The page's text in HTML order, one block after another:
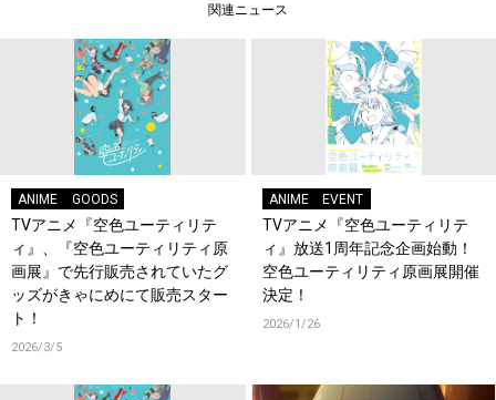
関連ニュース
ANIME GOODS
TVアニメ『空色ユーティリテ
ィ』、『空色ユーティリティ原
画展』で先行販売されていたグ
ッズがきゃにめにて販売スター
ト！
2026/3/5
ANIME EVENT
TVアニメ『空色ユーティリテ
ィ』放送1周年記念企画始動！
空色ユーティリティ原画展開催
決定！
2026/1/26